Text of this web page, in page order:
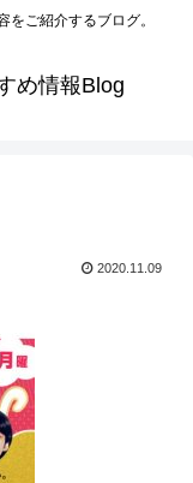
ご紹介するブログ。
め情報Blog
2020.11.09